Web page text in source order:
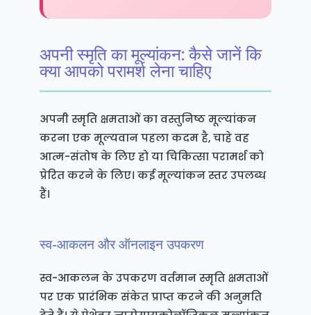
अपनी स्मृति का मूल्यांकन: कैसे जानें कि
क्या आपको परामर्श लेना चाहिए
अपनी स्मृति क्षमताओं का वस्तुनिष्ठ मूल्यांकन
करना एक मूल्यवान पहला कदम है, चाहे वह
आत्म-संतोष के लिए हो या चिकित्सा परामर्श को
प्रेरित करने के लिए। कई मूल्यांकन स्तर उपलब्ध
हैं।
स्व-आकलन और ऑनलाइन उपकरण
स्व-आकलन के उपकरण वर्तमान स्मृति क्षमताओं
पर एक प्रारंभिक संकेत प्राप्त करने की अनुमति